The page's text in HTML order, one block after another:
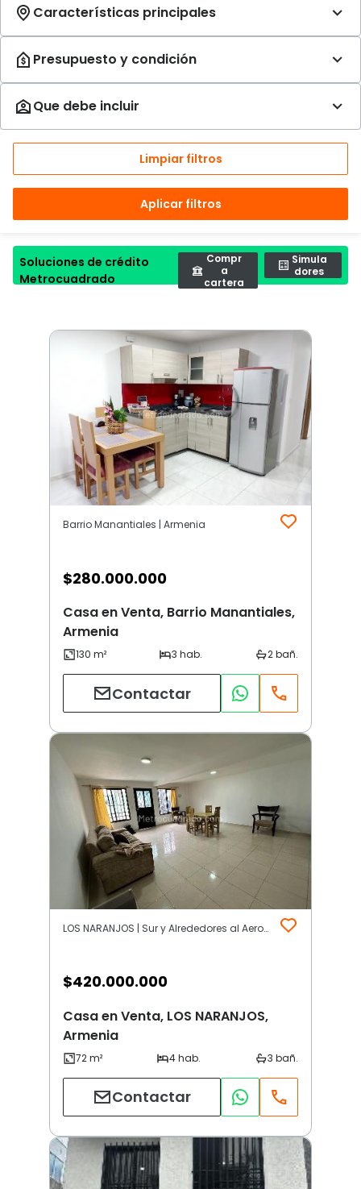
Limpiar filtros
Aplicar filtros
Soluciones de crédito
Metrocuadrado
Compr
a
cartera
Simula
dores
Barrio Manantiales | Armenia
$280.000.000
Casa en Venta, Barrio Manantiales,
Armenia
Contactar
LOS NARANJOS | Sur y Alrededores al Aeropuerto | Armenia
$420.000.000
Casa en Venta, LOS NARANJOS,
Armenia
Contactar